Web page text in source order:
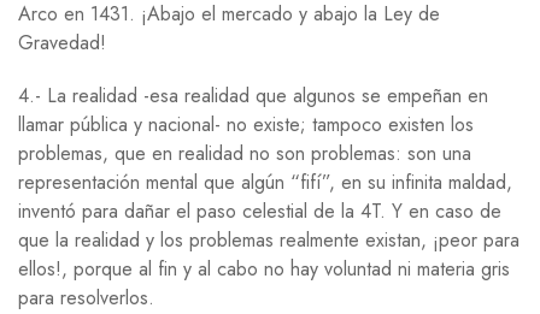
Arco en 1431. ¡Abajo el mercado y abajo la Ley de
Gravedad!
4.- La realidad -esa realidad que algunos se empeñan en
llamar pública y nacional- no existe; tampoco existen los
problemas, que en realidad no son problemas: son una
representación mental que algún “fifí”, en su infinita maldad,
inventó para dañar el paso celestial de la 4T. Y en caso de
que la realidad y los problemas realmente existan, ¡peor para
ellos!, porque al fin y al cabo no hay voluntad ni materia gris
para resolverlos.